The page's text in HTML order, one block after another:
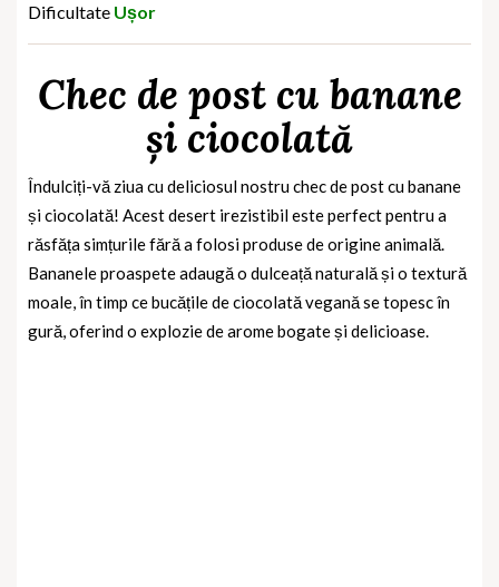
Dificultate Ușor
Chec de post cu banane
și ciocolată
Îndulciți-vă ziua cu deliciosul nostru chec de post cu banane
și ciocolată! Acest desert irezistibil este perfect pentru a
răsfăța simțurile fără a folosi produse de origine animală.
Bananele proaspete adaugă o dulceață naturală și o textură
moale, în timp ce bucățile de ciocolată vegană se topesc în
gură, oferind o explozie de arome bogate și delicioase.